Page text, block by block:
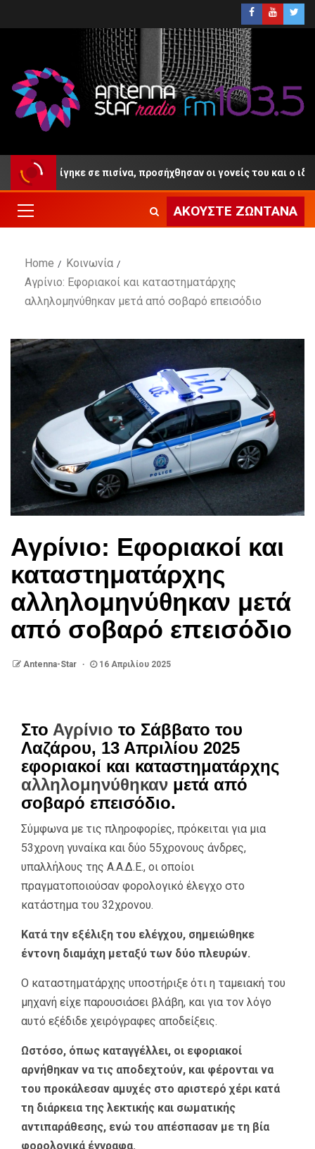
πνίγηκε σε πισίνα, προσήχθησαν οι γονείς του και ο
ΑΚΟΎΣΤΕ ΖΩΝΤΑΝΆ
Home
Κοινωνία
Αγρίνιο: Εφοριακοί και καταστηματάρχης
αλληλομηνύθηκαν μετά από σοβαρό επεισόδιο
Αγρίνιο: Εφοριακοί και
καταστηματάρχης
αλληλομηνύθηκαν μετά
από σοβαρό επεισόδιο
Antenna-Star 16 Απριλίου 2025
Στο Αγρίνιο το Σάββατο του
Λαζάρου, 13 Απριλίου 2025
εφοριακοί και καταστηματάρχης
αλληλομηνύθηκαν μετά από
σοβαρό επεισόδιο.
Σύμφωνα με τις πληροφορίες, πρόκειται για μια
53χρονη γυναίκα και δύο 55χρονους άνδρες,
υπαλλήλους της Α.Α.Δ.Ε., οι οποίοι
πραγματοποιούσαν φορολογικό έλεγχο στο
κατάστημα του 32χρονου.
Κατά την εξέλιξη του ελέγχου, σημειώθηκε
έντονη διαμάχη μεταξύ των δύο πλευρών.
Ο καταστηματάρχης υποστήριξε ότι η ταμειακή του
μηχανή είχε παρουσιάσει βλάβη, και για τον λόγο
αυτό εξέδιδε χειρόγραφες αποδείξεις.
Ωστόσο, όπως καταγγέλλει, οι εφοριακοί
αρνήθηκαν να τις αποδεχτούν, και φέρονται να
του προκάλεσαν αμυχές στο αριστερό χέρι κατά
τη διάρκεια της λεκτικής και σωματικής
αντιπαράθεσης, ενώ του απέσπασαν με τη βία
φορολογικά έγγραφα.